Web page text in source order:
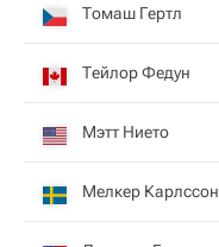
Томаш Гертл
Тейлор Федун
Мэтт Нието
Мелкер Карлссон